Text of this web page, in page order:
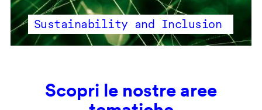
Sustainability and Inclusion
Scopri le nostre aree